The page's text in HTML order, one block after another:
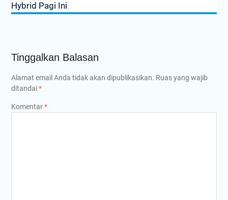
Hybrid Pagi Ini
Tinggalkan Balasan
Alamat email Anda tidak akan dipublikasikan. Ruas yang wajib
ditandai*
Komentar*